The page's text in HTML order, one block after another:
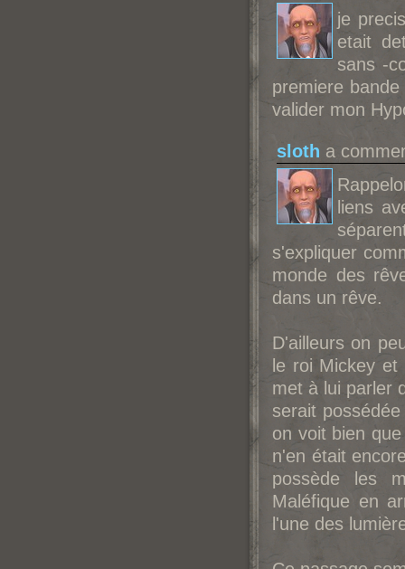
je
etait
sans -
premiere
valider mon
sloth a
liens
s'expliquer
monde des
dans un rêve.
D'ailleurs on
le roi Mickey
met à lui parler
serait
on voit bien
n'en était
possède les
Maléfique en
l'une des